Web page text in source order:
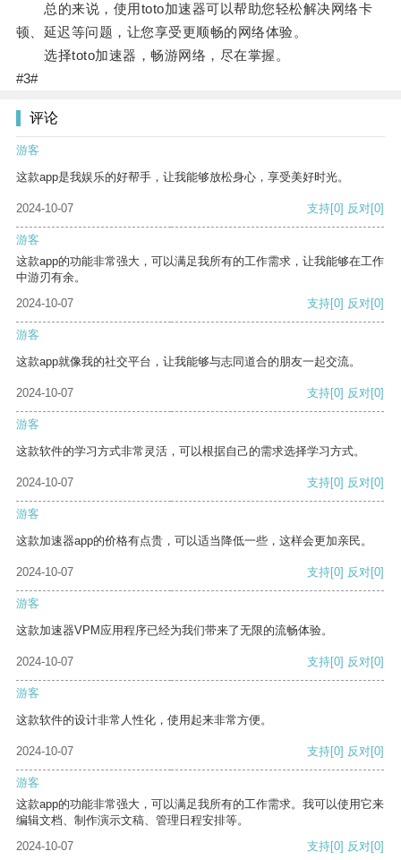
总的来说，使用toto加速器可以帮助您轻松解决网络卡
顿、延迟等问题，让您享受更顺畅的网络体验。
选择toto加速器，畅游网络，尽在掌握。
#3#
评论
游客
这款app是我娱乐的好帮手，让我能够放松身心，享受美好时光。
2024-10-07 支持[0] 反对[0]
游客
这款app的功能非常强大，可以满足我所有的工作需求，让我能够在工作
中游刃有余。
2024-10-07
支持[0] 反对[0]
游客
这款app就像我的社交平台，让我能够与志同道合的朋友一起交流。
2024-10-07 支持[0] 反对[0]
游客
这款软件的学习方式非常灵活，可以根据自己的需求选择学习方式。
2024-10-07 支持[0] 反对[0]
游客
这款加速器app的价格有点贵，可以适当降低一些，这样会更加亲民。
2024-10-07 支持[0] 反对[0]
游客
这款加速器VPM应用程序已经为我们带来了无限的流畅体验。
2024-10-07 支持[0] 反对[0]
游客
这款软件的设计非常人性化，使用起来非常方便。
2024-10-07 支持[0] 反对[0]
游客
这款app的功能非常强大，可以满足我所有的工作需求。我可以使用它来
编辑文档、制作演示文稿、管理日程安排等。
2024-10-07
支持[0] 反对[0]